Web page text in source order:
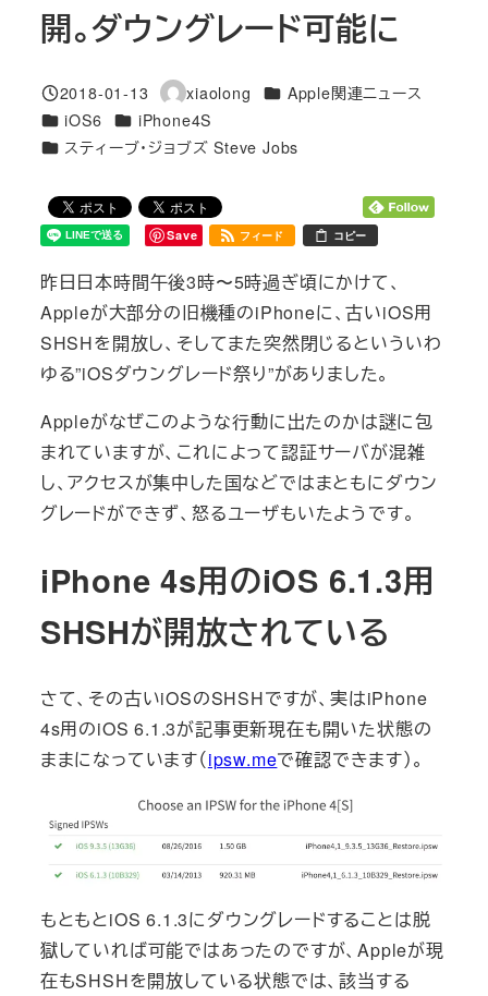
開。ダウングレード可能に
投稿日
2018-01-13
著
者
xiaolong カテゴリー
Apple関連ニュース
カテゴリー
iOS6 カテゴリー
iPhone4S
カテゴリー
スティーブ・ジョブズ Steve Jobs
Save フィード コピー
昨日日本時間午後3時〜5時過ぎ頃にかけて、
Appleが大部分の旧機種のiPhoneに、古いiOS用
SHSHを開放し、そしてまた突然閉じるといういわ
ゆる”iOSダウングレード祭り”がありました。
Appleがなぜこのような行動に出たのかは謎に包
まれていますが、これによって認証サーバが混雑
し、アクセスが集中した国などではまともにダウン
グレードができず、怒るユーザもいたようです。
iPhone 4s用のiOS 6.1.3用
SHSHが開放されている
さて、その古いiOSのSHSHですが、実はiPhone
4s用のiOS 6.1.3が記事更新現在も開いた状態の
ままになっています（ipsw.meで確認できます）。
もともとiOS 6.1.3にダウングレードすることは脱
獄していれば可能ではあったのですが、Appleが現
在もSHSHを開放している状態では、該当する